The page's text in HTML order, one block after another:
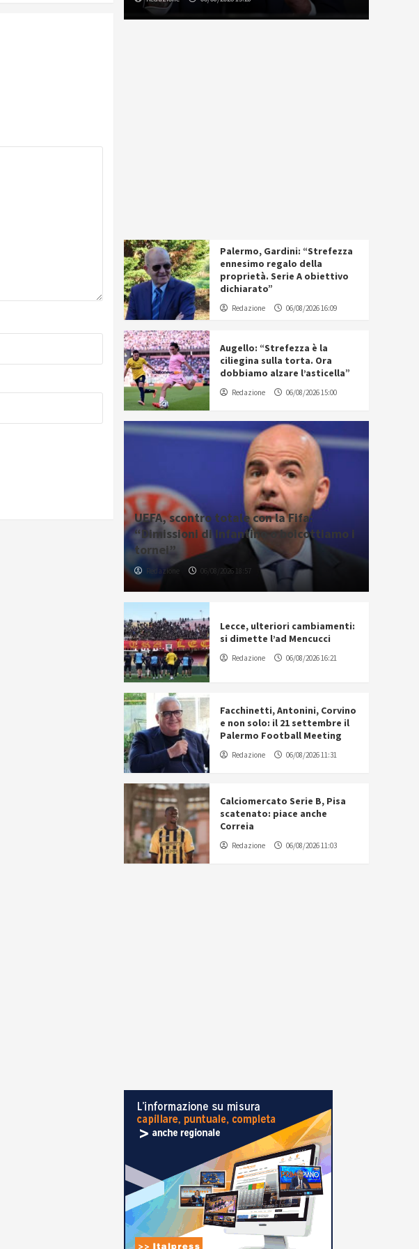
Palermo, Gardini: “Strefezza
ennesimo regalo della
proprietà. Serie A obiettivo
dichiarato”
Redazione 06/08/2026 16:09
Augello: “Strefezza è la
ciliegina sulla torta. Ora
dobbiamo alzare l’asticella”
Redazione 06/08/2026 15:00
UEFA, scontro totale con la Fifa:
“Dimissioni di Infantino o boicottiamo i
tornei”
Redazione 06/08/2026 18:57
Lecce, ulteriori cambiamenti:
si dimette l’ad Mencucci
Redazione 06/08/2026 16:21
Facchinetti, Antonini, Corvino
e non solo: il 21 settembre il
Palermo Football Meeting
Redazione 06/08/2026 11:31
Calciomercato Serie B, Pisa
scatenato: piace anche
Correia
Redazione 06/08/2026 11:03